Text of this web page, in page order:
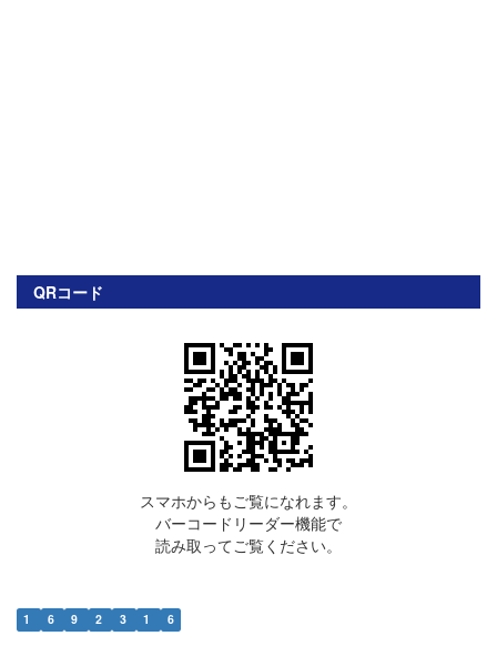
QRコード
スマホからもご覧になれます。
バーコードリーダー機能で
読み取ってご覧ください。
1 6 9 2 3 1 6